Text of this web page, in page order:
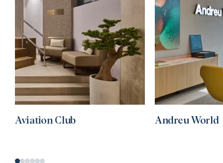
Aviation Club Andreu World